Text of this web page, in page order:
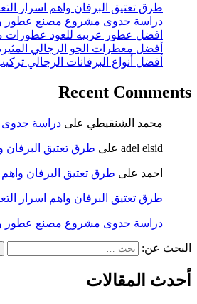
طرق تعتيق البرفان واهم اسرار
دراسة جدوى مشروع مصنع عطور
افضل عطور عربيه للعود عطورات
أفضل معطرات الجو الرجالي المثيره
أفضل أنواع البرفانات الرجالي
Recent Comments
محمد الشنقيطي على دراسة جدوى
adel elsid على طرق تعتيق البرفان
احمد على طرق تعتيق البرفان واهم
طرق تعتيق البرفان واهم اسرار
دراسة جدوى مشروع مصنع عطور
البحث عن:
أحدث المقالات